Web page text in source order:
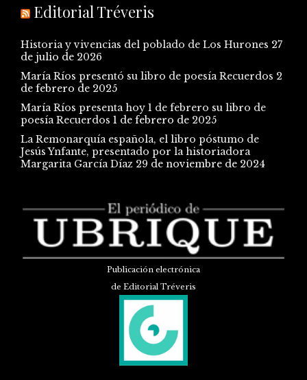
Editorial Tréveris
Historia y vivencias del poblado de Los Hurones 27
de julio de 2026
María Ríos presentó su libro de poesía Recuerdos 2
de febrero de 2025
María Ríos presenta hoy 1 de febrero su libro de
poesía Recuerdos 1 de febrero de 2025
La Remonarquía española, el libro póstumo de
Jesús Ynfante, presentado por la historiadora
Margarita García Díaz 29 de noviembre de 2024
Publicación electrónica
de Editorial Tréveris